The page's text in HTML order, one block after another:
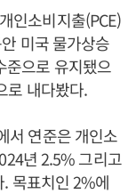
인소비지출(PCE)
미국 물가상승
준으로 유지됐으
로 내다봤다.
서 연준은 개인소
년 2.5% 그리고
목표치인 2%에